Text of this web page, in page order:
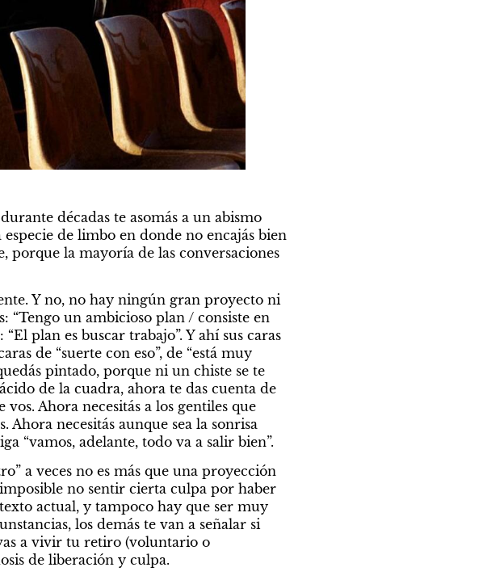
décadas te asomás a un abismo
de limbo en donde no encajás bien
porque la mayoría de las conversaciones
Y no, no hay ningún gran proyecto ni
“Tengo un ambicioso plan / consiste en
plan es buscar trabajo”. Y ahí sus caras
de “suerte con eso”, de “está muy
pintado, porque ni un chiste se te
de la cuadra, ahora te das cuenta de
Ahora necesitás a los gentiles que
Ahora necesitás aunque sea la sonrisa
“vamos, adelante, todo va a salir bien”.
a veces no es más que una proyección
no sentir cierta culpa por haber
actual, y tampoco hay que ser muy
los demás te van a señalar si
a vivir tu retiro (voluntario o
de liberación y culpa.